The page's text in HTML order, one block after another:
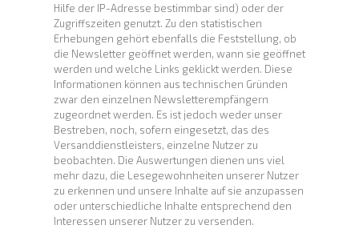
Hilfe der IP-Adresse bestimmbar sind) oder der
Zugriffszeiten genutzt. Zu den statistischen
Erhebungen gehört ebenfalls die Feststellung, ob
die Newsletter geöffnet werden, wann sie geöffnet
werden und welche Links geklickt werden. Diese
Informationen können aus technischen Gründen
zwar den einzelnen Newsletterempfängern
zugeordnet werden. Es ist jedoch weder unser
Bestreben, noch, sofern eingesetzt, das des
Versanddienstleisters, einzelne Nutzer zu
beobachten. Die Auswertungen dienen uns viel
mehr dazu, die Lesegewohnheiten unserer Nutzer
zu erkennen und unsere Inhalte auf sie anzupassen
oder unterschiedliche Inhalte entsprechend den
Interessen unserer Nutzer zu versenden.